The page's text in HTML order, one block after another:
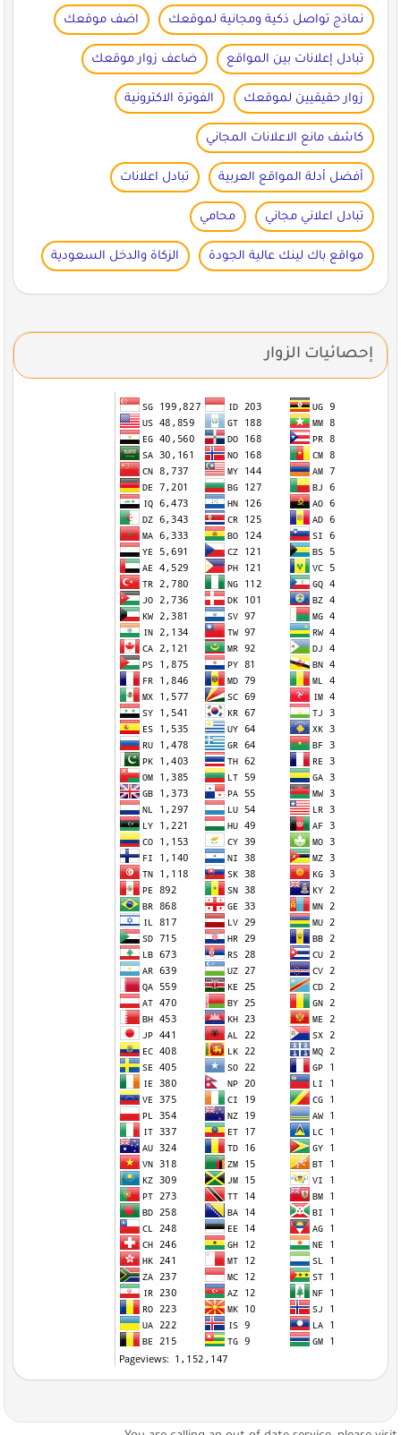
نماذج تواصل ذكية ومجانية لموقعك اضف موقعك
تبادل إعلانات بين المواقع ضاعف زوار موقعك
زوار حقيقيين لموقعك الفوترة الاكترونية
كاشف مانع الاعلانات المجاني
أفضل أدلة المواقع العربية تبادل اعلانات
تبادل اعلاني مجاني محامي
مواقع باك لينك عالية الجودة الزكاة والدخل السعودية
إحصائيات الزوار